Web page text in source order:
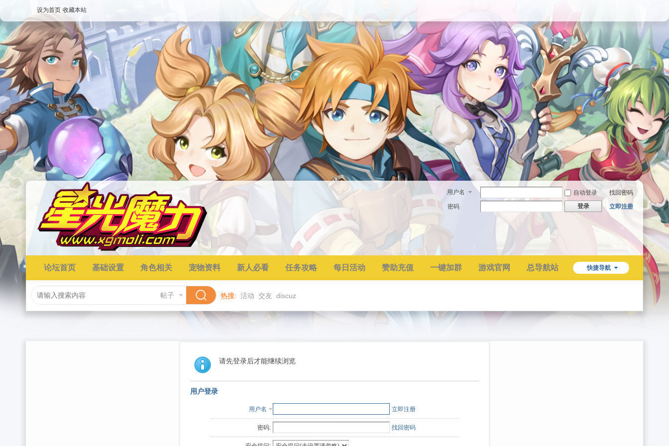
设为首页 收藏本站
用户名 自动登录
找回密码
密码
登录 立即注册
快捷导航
论坛首页 基础设置 角色相关 宠物资料 新人必看 任务攻略 每日活动 赞助充值 一键加群 游戏官网 总导航站
帖子 热搜: 活动 交友 discuz
请先登录后才能继续浏览
用户登录
用户名 立即注册
密码: 找回密码